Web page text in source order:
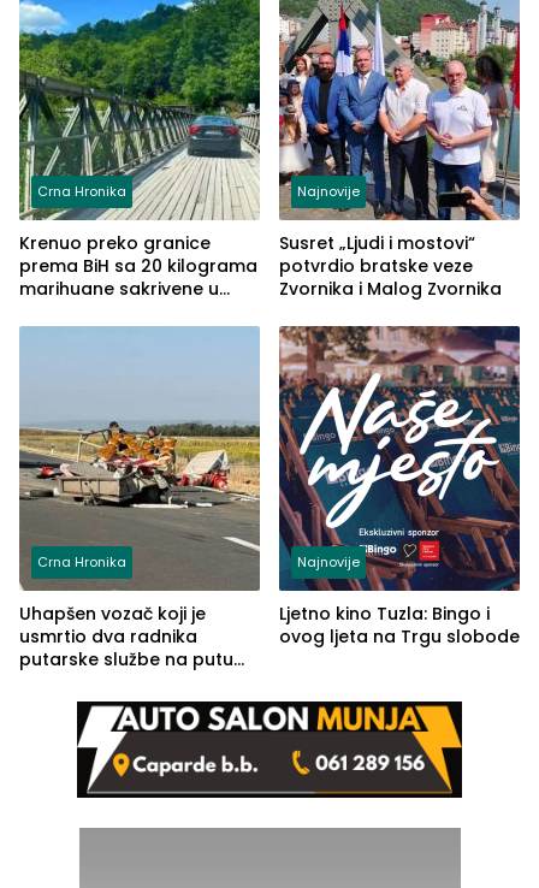
Crna Hronika
Krenuo preko granice
prema BiH sa 20 kilograma
marihuane sakrivene u
Najnovije
Susret „Ljudi i mostovi“
potvrdio bratske veze
Zvornika i Malog Zvornika
Crna Hronika
Uhapšen vozač koji je
usmrtio dva radnika
putarske službe na putu
(FOTO)
Najnovije
Ljetno kino Tuzla: Bingo i
ovog ljeta na Trgu slobode